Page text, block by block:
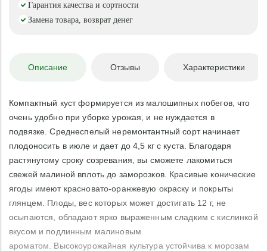
Гарантия качества и сортности
Замена товара, возврат денег
Описание Отзывы Характеристики
Компактный куст формируется из малошипных побегов, что
очень удобно при уборке урожая, и не нуждается в
подвязке. Среднеспелый неремонтантный сорт начинает
плодоносить в июле и дает до 4,5 кг с куста. Благодаря
растянутому сроку созревания, вы сможете лакомиться
свежей малиной вплоть до заморозков. Красивые конические
ягоды имеют красновато-оранжевую окраску и покрыты
глянцем. Плоды, вес которых может достигать 12 г, не
осыпаются, обладают ярко выраженным сладким с кислинкой
вкусом и подлинным малиновым
ароматом. Высокоурожайная культура устойчива к морозам